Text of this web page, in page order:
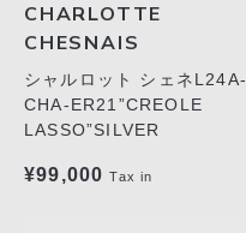
CHARLOTTE
CHESNAIS
シャルロット シェネL24A-
CHA-ER21”CREOLE
LASSO”SILVER
¥99,000 Tax in